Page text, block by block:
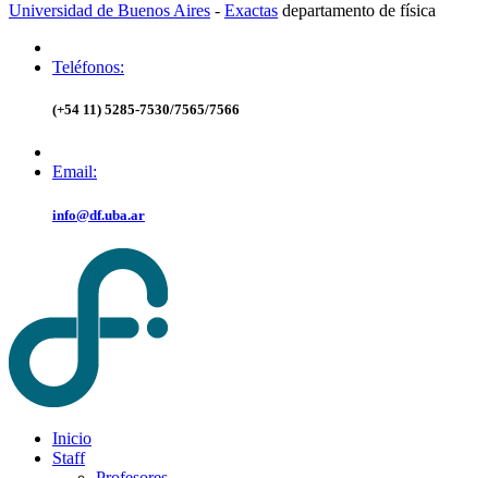
Universidad de Buenos Aires - Exactas departamento de física
Teléfonos:
(+54 11) 5285-7530/7565/7566
Email:
info@df.uba.ar
Inicio
Staff